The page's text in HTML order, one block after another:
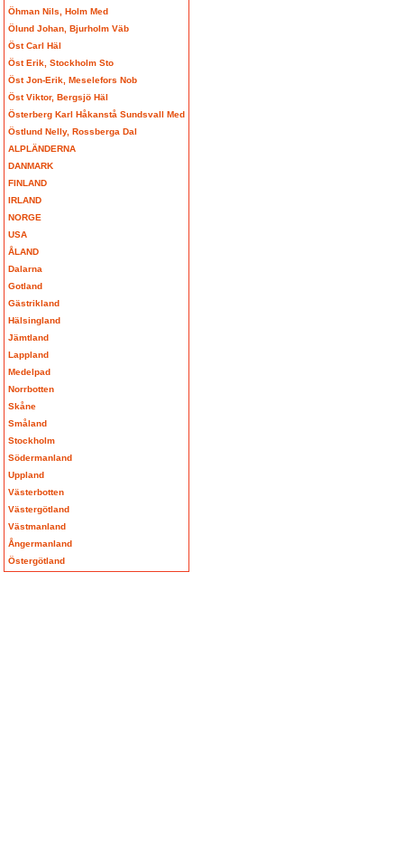
Öhman Nils, Holm Med
Ölund Johan, Bjurholm Väb
Öst Carl Häl
Öst Erik, Stockholm Sto
Öst Jon-Erik, Meselefors Nob
Öst Viktor, Bergsjö Häl
Österberg Karl Håkanstå Sundsvall Med
Östlund Nelly, Rossberga Dal
ALPLÄNDERNA
DANMARK
FINLAND
IRLAND
NORGE
USA
ÅLAND
Dalarna
Gotland
Gästrikland
Hälsingland
Jämtland
Lappland
Medelpad
Norrbotten
Skåne
Småland
Stockholm
Södermanland
Uppland
Västerbotten
Västergötland
Västmanland
Ångermanland
Östergötland